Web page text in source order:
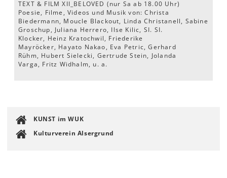
TEXT & FILM XII_BELOVED (nur Sa ab 18.00 Uhr)
Poesie, Filme, Videos und Musik von: Christa
Biedermann, Moucle Blackout, Linda Christanell, Sabine
Groschup, Juliana Herrero, Ilse Kilic, SI. SI.
Klocker, Heinz Kratochwil, Friederike
Mayröcker, Hayato Nakao, Eva Petric, Gerhard
Rühm, Hubert Sielecki, Gertrude Stein, Jolanda
Varga, Fritz Widhalm, u. a.
KUNST im WUK
Kulturverein Alsergrund